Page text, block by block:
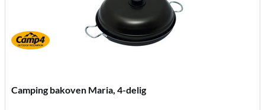
Camping bakoven Maria, 4-delig